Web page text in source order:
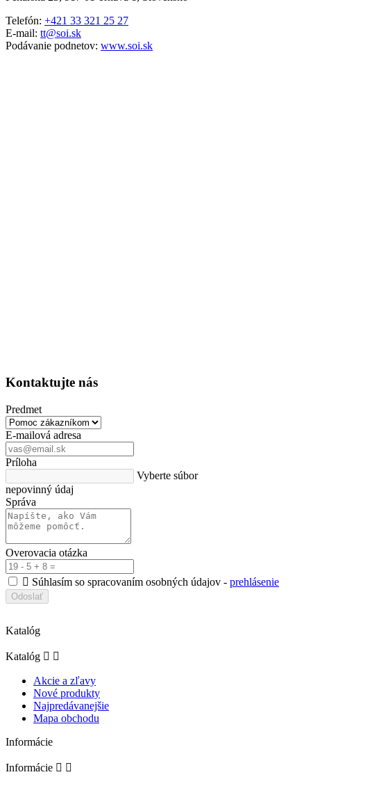
Telefón: +421 33 321 25 27
E-mail: tt@soi.sk
Podávanie podnetov: www.soi.sk
Kontaktujte nás
Predmet
E-mailová adresa
Príloha
Vyberte súbor
nepovinný údaj
Správa
Overovacia otázka
 Súhlasím so spracovaním osobných údajov - prehlásenie
Katalóg
Katalóg  
Akcie a zľavy
Nové produkty
Najpredávanejšie
Mapa obchodu
Informácie
Informácie  